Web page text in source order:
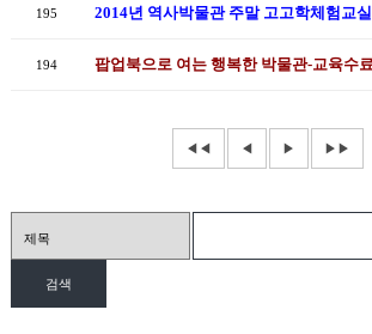
195 2014년 역사박물관 주말 고고학체험교
194 팝업북으로 여는 행복한 박물관-교육수
◀◀ ◀ ▶ ▶▶